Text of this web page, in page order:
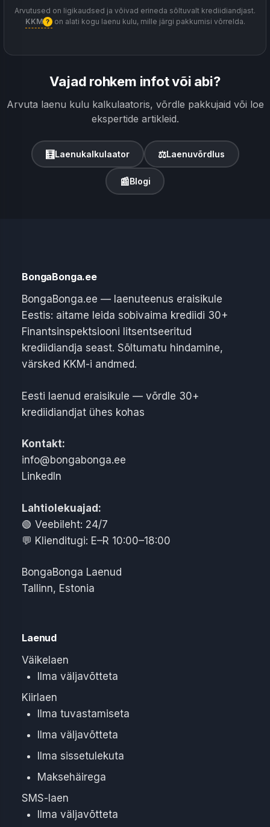
Arvutused on ligikaudsed ja võivad erineda sõltuvalt krediidiandjast.
KKM ? on alati kogu laenu kulu, mille järgi pakkumisi võrrelda.
Vajad rohkem infot või abi?
Arvuta laenu kulu kalkulaatoris, võrdle pakkujaid või loe
ekspertide artikleid.
🧮Laenukalkulaator ⚖Laenuvõrdlus
📰Blogi
BongaBonga.ee
BongaBonga.ee — laenuteenus eraisikule
Eestis: aitame leida sobivaima krediidi 30+
Finantsinspektsiooni litsentseeritud
krediidiandja seast. Sõltumatu hindamine,
värsked KKM-i andmed.
Eesti laenud eraisikule — võrdle 30+
krediidiandjat ühes kohas
Kontakt:
info@bongabonga.ee
LinkedIn
Lahtiolekuajad:
🟢 Veebileht: 24/7
💬 Klienditugi: E–R 10:00–18:00
BongaBonga Laenud
Tallinn, Estonia
Laenud
Väikelaen
Ilma väljavõtteta
Kiirlaen
Ilma tuvastamiseta
Ilma väljavõtteta
Ilma sissetulekuta
Maksehäirega
SMS-laen
Ilma väljavõtteta